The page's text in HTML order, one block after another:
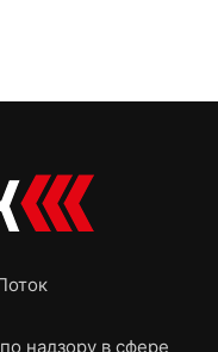
надзору в сфере